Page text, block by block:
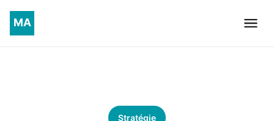
Stratégie